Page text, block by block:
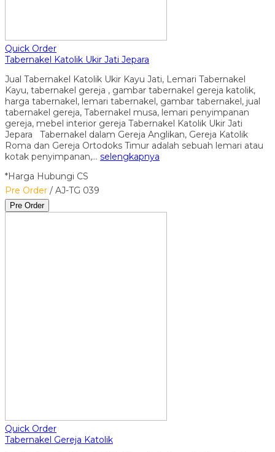
Quick Order
Tabernakel Katolik Ukir Jati Jepara
Jual Tabernakel Katolik Ukir Kayu Jati, Lemari Tabernakel
Kayu, tabernakel gereja , gambar tabernakel gereja katolik,
harga tabernakel, lemari tabernakel, gambar tabernakel, jual
tabernakel gereja, Tabernakel musa, lemari penyimpanan
gereja, mebel interior gereja Tabernakel Katolik Ukir Jati
Jepara Tabernakel dalam Gereja Anglikan, Gereja Katolik
Roma dan Gereja Ortodoks Timur adalah sebuah lemari atau
kotak penyimpanan,… selengkapnya
*Harga Hubungi CS
Pre Order / AJ-TG 039
Pre Order
Quick Order
Tabernakel Gereja Katolik